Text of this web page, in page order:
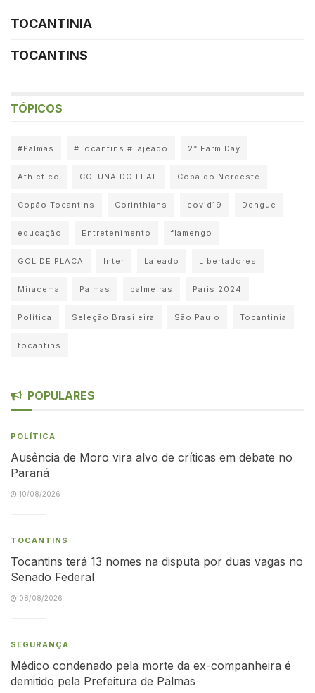
TOCANTINIA
TOCANTINS
TÓPICOS
#Palmas #Tocantins #Lajeado 2° Farm Day
Athletico COLUNA DO LEAL Copa do Nordeste
Copão Tocantins Corinthians covid19 Dengue
educação Entretenimento flamengo
GOL DE PLACA Inter Lajeado Libertadores
Miracema Palmas palmeiras Paris 2024
Política Seleção Brasileira São Paulo Tocantinia
tocantins
POPULARES
POLÍTICA
Ausência de Moro vira alvo de críticas em debate no
Paraná
10/08/2026
TOCANTINS
Tocantins terá 13 nomes na disputa por duas vagas no
Senado Federal
08/08/2026
SEGURANÇA
Médico condenado pela morte da ex-companheira é
demitido pela Prefeitura de Palmas